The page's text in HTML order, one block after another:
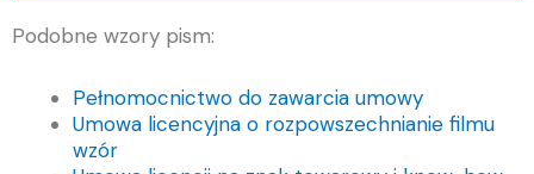
Podobne wzory pism:
Pełnomocnictwo do zawarcia umowy
Umowa licencyjna o rozpowszechnianie filmu
wzór